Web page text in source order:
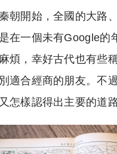
朝開始，全國的大路
在一個未有Google的
煩，幸好古代也有些
適合經商的朋友。不
怎樣認得出主要的道